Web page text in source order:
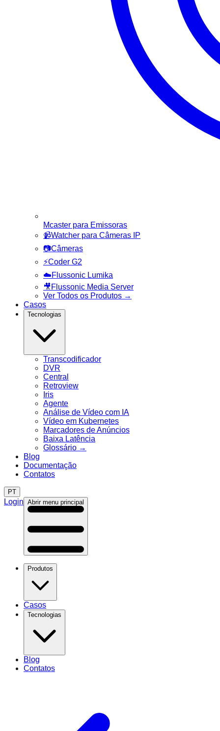
Mcaster para Emissoras
📹Watcher para Câmeras IP
📷Câmeras
⚡Coder G2
☁️Flussonic Lumika
🎥 Flussonic Media Server
Ver Todos os Produtos →
Casos
Tecnologias
Transcodificador
DVR
Central
Retroview
Iris
Agente
Análise de Vídeo com IA
Vídeo em Kubernetes
Marcadores de Anúncios
Baixa Latência
Glossário →
Blog
Documentação
Contatos
PT
Login Abrir menu principal
Produtos
Casos
Tecnologias
Blog
Contatos